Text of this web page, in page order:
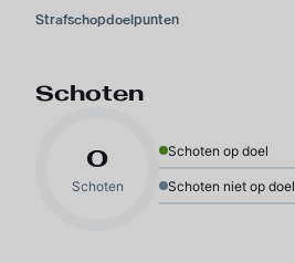
Strafschopdoelpunten
Schoten
0
Schoten
Schoten op doel
Schoten niet op doel